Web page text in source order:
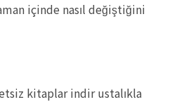
içinde nasıl değiştiğini
kitaplar indir ustalıkla